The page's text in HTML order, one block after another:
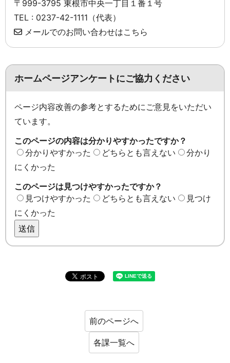
〒999-3795 東根市中央一丁目１番１号
TEL : 0237-42-1111（代表）
メールでのお問い合わせはこちら
ホームページアンケートにご協力ください
ページ内容改善の参考とするためにご意見をいただい
ています。
このページの内容は分かりやすかったですか？
分かりやすかった
どちらとも言えない
分かり
にくかった
このページは見つけやすかったですか？
見つけやすかった
どちらとも言えない
見つけ
にくかった
送信
前のページへ
各課一覧へ